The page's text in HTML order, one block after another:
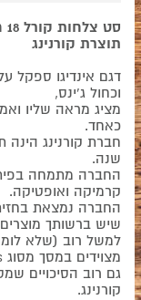
תוצרת קורנינג
דגם אינדיגו ספקל
וכחול ג'ינס,
מציג מראה שליו
כאחד.
שנה.
החברה מתמחה
קרמיקה ואופטיקה.
החברה נמצאת
שיש ברשותך
למשל רוב (שלא
מצוידים במסך מסוג Gorilla glass שפותח ע"י קורנינג.
גם רוב הסיכויים
קורנינג.